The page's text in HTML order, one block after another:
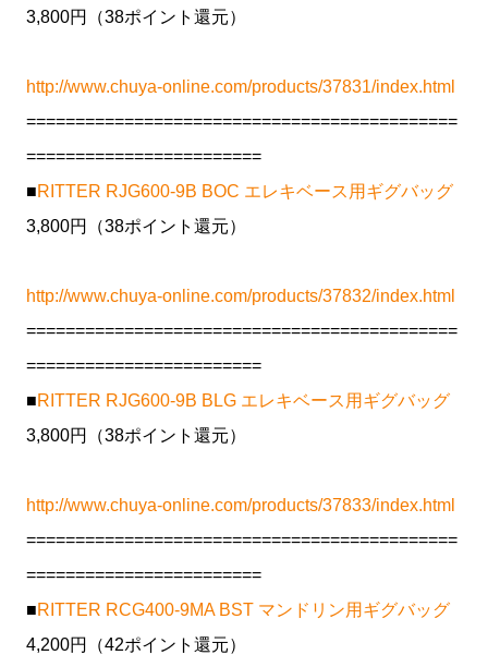
3,800円（38ポイント還元）
http://www.chuya-online.com/products/37831/index.html
============================================
========================
■RITTER RJG600-9B BOC エレキベース用ギグバッグ
3,800円（38ポイント還元）
http://www.chuya-online.com/products/37832/index.html
============================================
========================
■RITTER RJG600-9B BLG エレキベース用ギグバッグ
3,800円（38ポイント還元）
http://www.chuya-online.com/products/37833/index.html
============================================
========================
■RITTER RCG400-9MA BST マンドリン用ギグバッグ
4,200円（42ポイント還元）